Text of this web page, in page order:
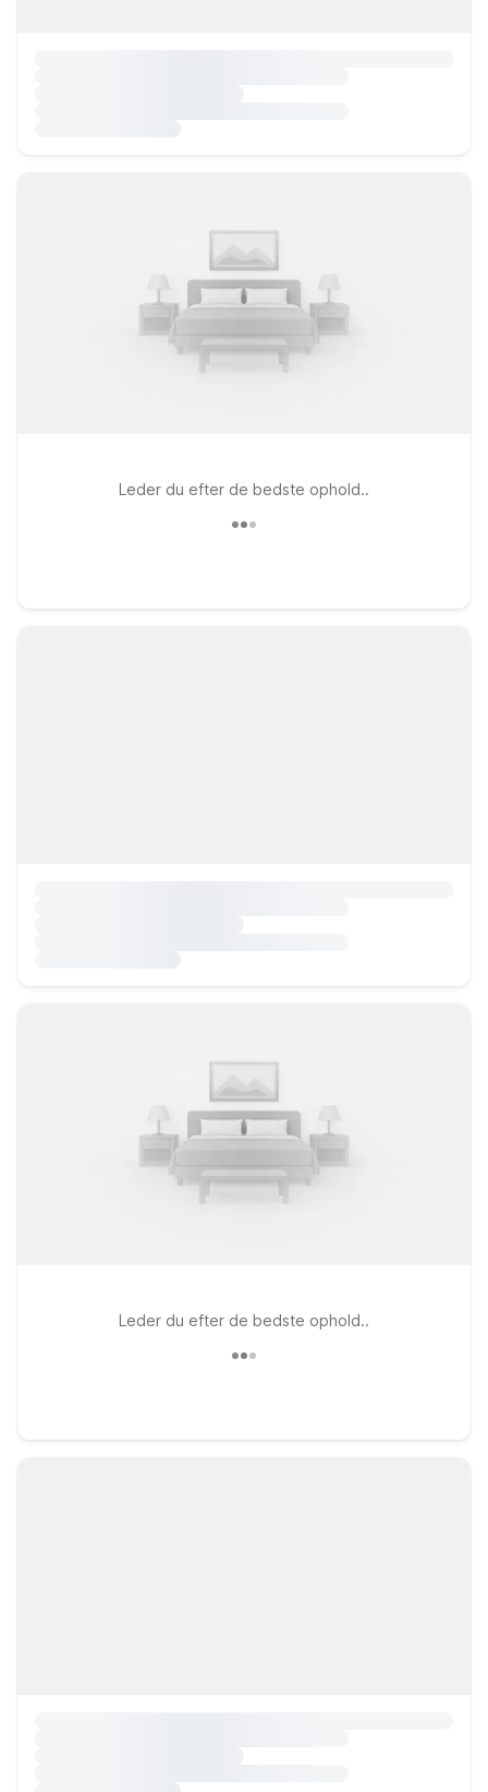
Leder du efter de bedste ophold..
Leder du efter de bedste ophold..